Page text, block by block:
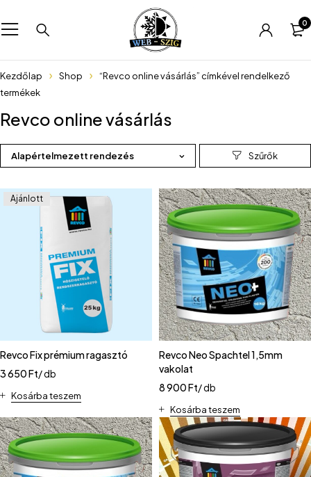
0
Kezdőlap Shop
“Revco online vásárlás” címkével rendelkező
termékek
Revco online vásárlás
Alapértelmezett rendezés
Ajánlott
Revco Fix prémium ragasztó
3 650Ft/ db
Kosárba teszem
Revco Neo Spachtel 1,5mm
vakolat
8 900Ft/ db
Kosárba teszem